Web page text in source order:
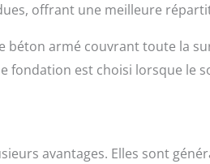
offrant une meilleure
béton armé couvrant toute la
fondation est choisi lorsque le
avantages. Elles sont